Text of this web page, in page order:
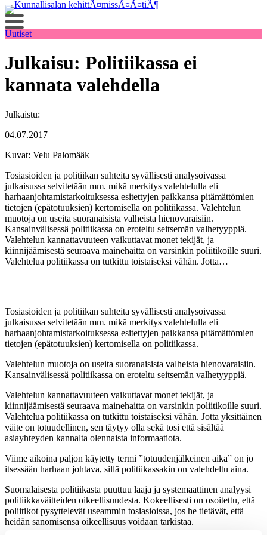
Siirry
sisältöön
Uutiset
Julkaisu: Politiikassa ei
kannata valehdella
Julkaistu:
04.07.2017
Kuvat: Velu Palomääk
Tosiasioiden ja politiikan suhteita syvällisesti analysoivassa
julkaisussa selvitetään mm. mikä merkitys valehtelulla eli
harhaanjohtamistarkoituksessa esitettyjen paikkansa pitämättömien
tietojen (epätotuuksien) kertomisella on politiikassa. Valehtelun
muotoja on useita suoranaisista valheista hienovaraisiin.
Kansainvälisessä politiikassa on eroteltu seitsemän valhetyyppiä.
Valehtelun kannattavuuteen vaikuttavat monet tekijät, ja
kiinnijäämisestä seuraava mainehaitta on varsinkin poliitikoille suuri.
Valehtelua politiikassa on tutkittu toistaiseksi vähän. Jotta…
Tosiasioiden ja politiikan suhteita syvällisesti analysoivassa
julkaisussa selvitetään mm. mikä merkitys valehtelulla eli
harhaanjohtamistarkoituksessa esitettyjen paikkansa pitämättömien
tietojen (epätotuuksien) kertomisella on politiikassa.
Valehtelun muotoja on useita suoranaisista valheista hienovaraisiin.
Kansainvälisessä politiikassa on eroteltu seitsemän valhetyyppiä.
Valehtelun kannattavuuteen vaikuttavat monet tekijät, ja
kiinnijäämisestä seuraava mainehaitta on varsinkin poliitikoille suuri.
Valehtelua politiikassa on tutkittu toistaiseksi vähän. Jotta yksittäinen
väite on totuudellinen, sen täytyy olla sekä tosi että sisältää
asiayhteyden kannalta olennaista informaatiota.
Viime aikoina paljon käytetty termi ”totuudenjälkeinen aika” on jo
itsessään harhaan johtava, sillä politiikassakin on valehdeltu aina.
Suomalaisesta politiikasta puuttuu laaja ja systemaattinen analyysi
politiikkaväitteiden oikeellisuudesta. Kokeellisesti on osoitettu, että
poliitikot pysyttelevät useammin tosiasioissa, jos he tietävät, että
heidän sanomisensa oikeellisuus voidaan tarkistaa.